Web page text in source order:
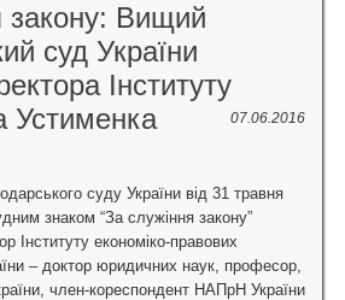
закону: Вищий
суд України
Інституту
Устименка
07.06.2016
суду України від 31 травня
знаком “За служіння закону”
Інституту економіко-правових
– доктор юридичних наук, професор,
член-кореспондент НАПрН України